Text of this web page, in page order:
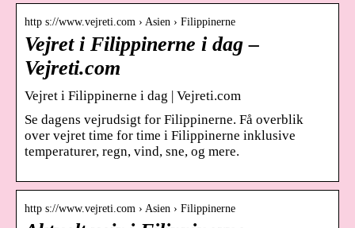
http s://www.vejreti.com › Asien › Filippinerne
Vejret i Filippinerne i dag –
Vejreti.com
Vejret i Filippinerne i dag | Vejreti.com
Se dagens vejrudsigt for Filippinerne. Få overblik
over vejret time for time i Filippinerne inklusive
temperaturer, regn, vind, sne, og mere.
http s://www.vejreti.com › Asien › Filippinerne